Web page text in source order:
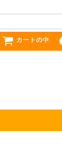
カートの中